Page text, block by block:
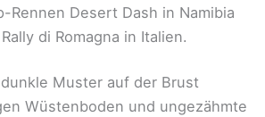
Rennen Desert Dash in Namibia
di Romagna in Italien.
Muster auf der Brust
Wüstenboden und ungezähmte